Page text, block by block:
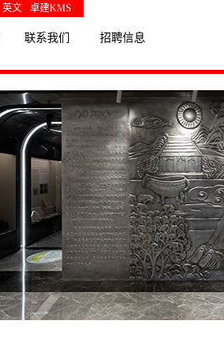
英文 卓建KMS
联系我们 招聘信息